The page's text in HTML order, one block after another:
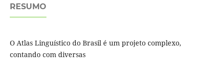
RESUMO
O Atlas Linguístico do Brasil é um projeto complexo,
contando com diversas